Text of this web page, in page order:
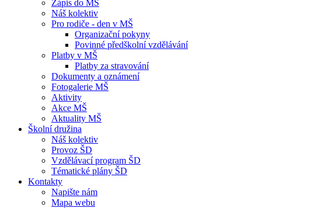
Zápis do MŠ
Náš kolektiv
Pro rodiče - den v MŠ
Organizační pokyny
Povinné předškolní vzdělávání
Platby v MŠ
Platby za stravování
Dokumenty a oznámení
Fotogalerie MŠ
Aktivity
Akce MŠ
Aktuality MŠ
Školní družina
Náš kolektiv
Provoz ŠD
Vzdělávací program ŠD
Tématické plány ŠD
Kontakty
Napište nám
Mapa webu